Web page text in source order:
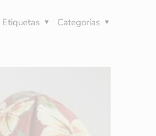
Categorías
Etiquetas